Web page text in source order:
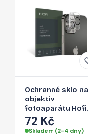
Ochranné sklo na
objektiv
fotoaparátu Hofi
Cam Pro+ Apple
iPhone 13 Pro/13
72 Kč
Skladem (2-4 dny)